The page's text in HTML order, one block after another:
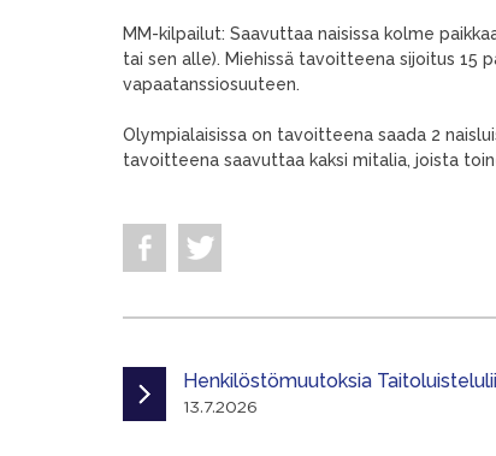
MM-kilpailut: Saavuttaa naisissa kolme
tai sen alle). Miehissä tavoitteena sijoitus 15
vapaatanssiosuuteen.
Olympialaisissa on tavoitteena saada 2
tavoitteena saavuttaa kaksi mitalia, joista
Henkilöstömuutoksia
13.7.2026